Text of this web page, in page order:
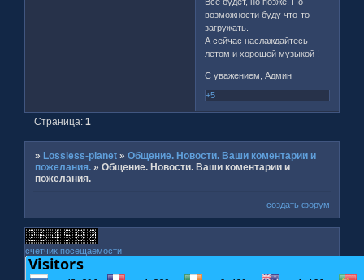
возможности буду что-то
загружать.
А сейчас наслаждайтесь
летом и хорошей музыкой !
С уважением, Админ
+5
Страница:1
» Lossless-planet »Общение. Новости. Ваши коментарии и
пожелания. »Общение. Новости. Ваши коментарии и
пожелания.
создать форум
счетчик посещаемости